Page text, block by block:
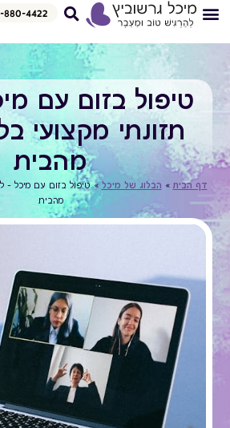
880-4422
טיפול בזום עם
תזונתי מקצועי
מהבית
דף הבית » הבלוג של מיכל »טיפול בזום עם מיכל –
מהבית